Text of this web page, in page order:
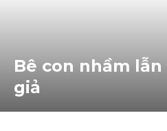
Bê con nhầm
giả